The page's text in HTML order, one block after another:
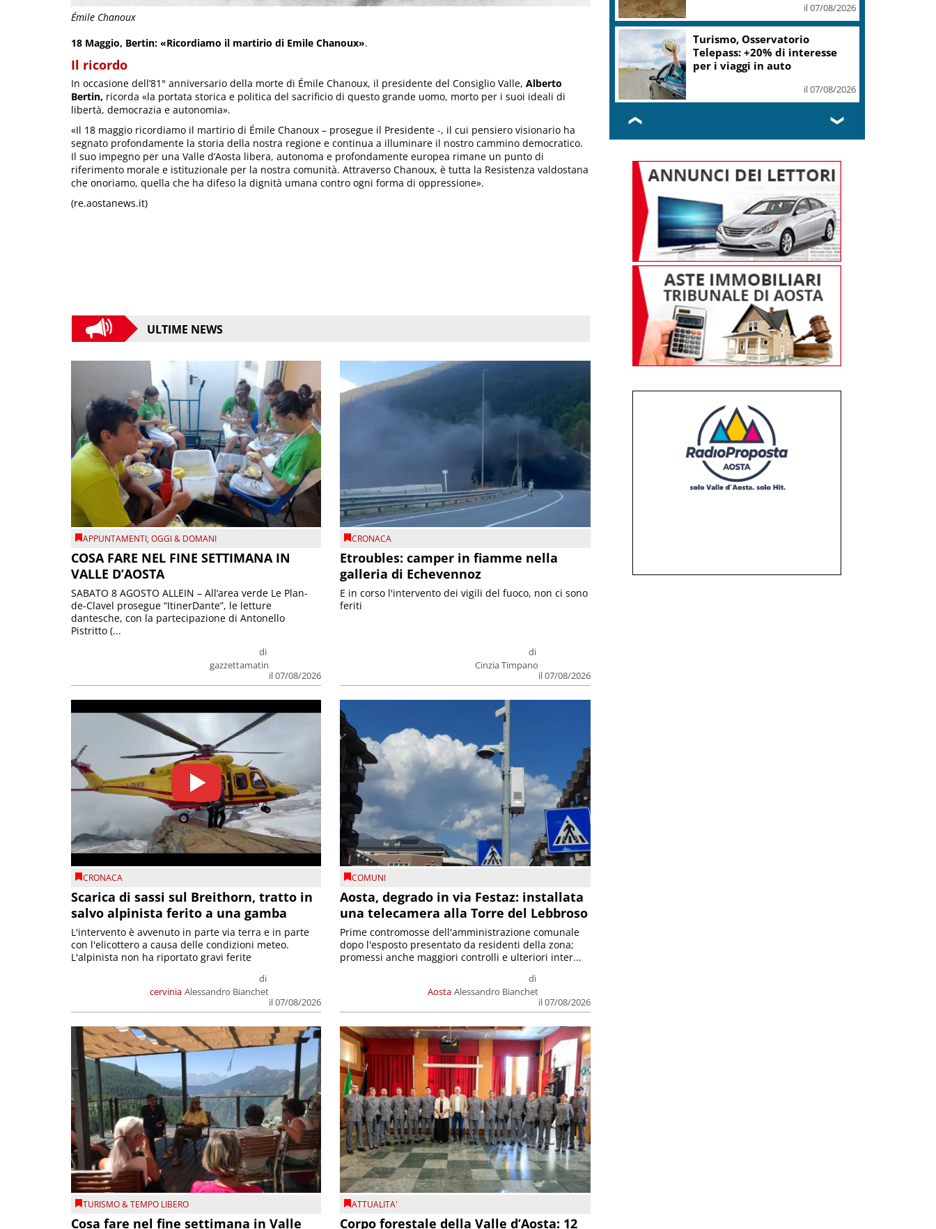
Émile Chanoux
18 Maggio, Bertin: «Ricordiamo il martirio di Emile Chanoux».
Il ricordo
In occasione dell’81° anniversario della morte di Émile Chanoux, il presidente del Consiglio Valle, Alberto
Bertin, ricorda «la portata storica e politica del sacrificio di questo grande uomo, morto per i suoi ideali di
libertà, democrazia e autonomia».
«Il 18 maggio ricordiamo il martirio di Émile Chanoux – prosegue il Presidente -, il cui pensiero visionario ha
segnato profondamente la storia della nostra regione e continua a illuminare il nostro cammino democratico.
Il suo impegno per una Valle d’Aosta libera, autonoma e profondamente europea rimane un punto di
riferimento morale e istituzionale per la nostra comunità. Attraverso Chanoux, è tutta la Resistenza valdostana
che onoriamo, quella che ha difeso la dignità umana contro ogni forma di oppressione».
(re.aostanews.it)
ULTIME NEWS
APPUNTAMENTI,OGGI & DOMANI
COSA FARE NEL FINE SETTIMANA IN
VALLE D’AOSTA
di
gazzettamatin
il 07/08/2026
SABATO 8 AGOSTO ALLEIN – All’area verde Le Plan-
de-Clavel prosegue “ItinerDante”, le letture
dantesche, con la partecipazione di Antonello
Pistritto (...
CRONACA
Etroubles: camper in fiamme nella
galleria di Echevennoz
di
Cinzia Timpano
il 07/08/2026
E in corso l'intervento dei vigili del fuoco, non ci sono
feriti
CRONACA
Scarica di sassi sul Breithorn, tratto in
salvo alpinista ferito a una gamba
cervinia
di
Alessandro Bianchet
il 07/08/2026
L'intervento è avvenuto in parte via terra e in parte
con l'elicottero a causa delle condizioni meteo.
L'alpinista non ha riportato gravi ferite
COMUNI
Aosta, degrado in via Festaz: installata
una telecamera alla Torre del Lebbroso
Aosta
di
Alessandro Bianchet
il 07/08/2026
Prime contromosse dell'amministrazione comunale
dopo l'esposto presentato da residenti della zona;
promessi anche maggiori controlli e ulteriori inter...
TURISMO & TEMPO LIBERO
Cosa fare nel fine settimana in Valle
ATTUALITA'
Corpo forestale della Valle d’Aosta: 12
il 07/08/2026
Turismo, Osservatorio
Telepass: +20% di interesse
per i viaggi in auto
il 07/08/2026
❮ ❯